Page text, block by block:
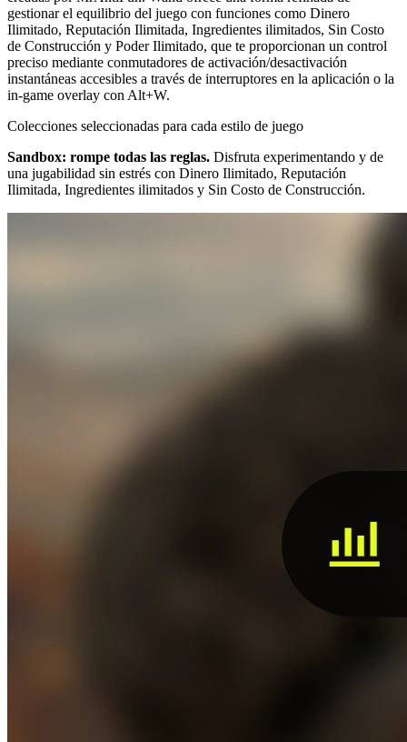
gestionar el equilibrio del juego con funciones como Dinero
Ilimitado, Reputación Ilimitada, Ingredientes ilimitados, Sin Costo
de Construcción y Poder Ilimitado, que te proporcionan un control
preciso mediante conmutadores de activación/desactivación
instantáneas accesibles a través de interruptores en la aplicación o la
in-game overlay con Alt+W.
Colecciones seleccionadas para cada estilo de juego
Sandbox: rompe todas las reglas. Disfruta experimentando y de
una jugabilidad sin estrés con Dinero Ilimitado, Reputación
Ilimitada, Ingredientes ilimitados y Sin Costo de Construcción.